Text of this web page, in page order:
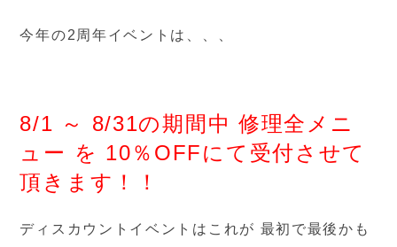
今年の2周年イベントは、、、
8/1 ～ 8/31の期間中 修理全メニ
ュー を 10％OFFにて受付させて
頂きます！！
ディスカウントイベントはこれが 最初で最後かも